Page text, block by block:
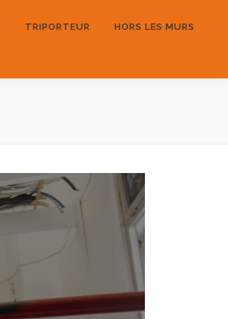
TRIPORTEUR HORS LES MURS